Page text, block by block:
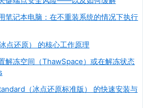
笔记本电脑：在不重装系统的情况下执行
点还原） 的核心工作原理
解冻空间（ThawSpace）或在解冻状态
（冰点还原标准版） 的快速安装与